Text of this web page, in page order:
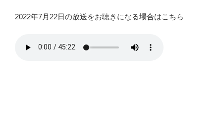
2022年7月22日の放送をお聴きになる場合はこちら